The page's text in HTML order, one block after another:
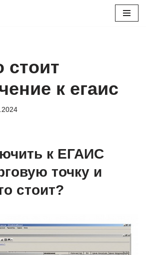
стоит
к егаис
к ЕГАИС
точку и
стоит?